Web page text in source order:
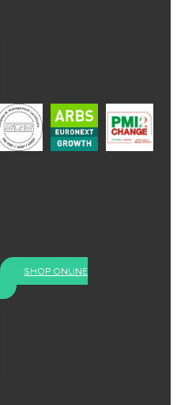
SHOP ONLINE